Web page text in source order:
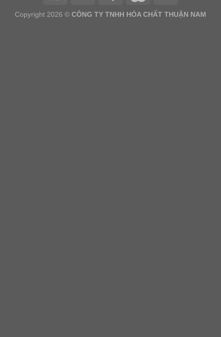
Copyright 2026 © CÔNG TY TNHH HÓA CHẤT THUẬN NAM